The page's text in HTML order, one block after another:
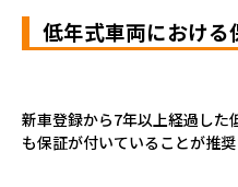
低年式車両における
新車登録から7年以上経過した
も保証が付いていることが推奨